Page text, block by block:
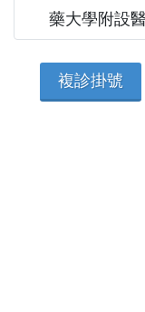
複診掛號